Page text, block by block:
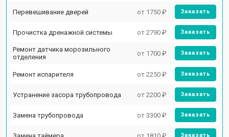
Перевешивание дверей от 1750 ₽ Заказать
Прочистка дренажной системы от 2790 ₽ Заказать
Ремонт датчика морозильного
отделения
от 1700 ₽ Заказать
Ремонт испарителя от 2250 ₽ Заказать
Устранение засора трубопровода от 2200 ₽ Заказать
Замена трубопровода от 3300 ₽ Заказать
Замена таймера от 1810 ₽ Заказать